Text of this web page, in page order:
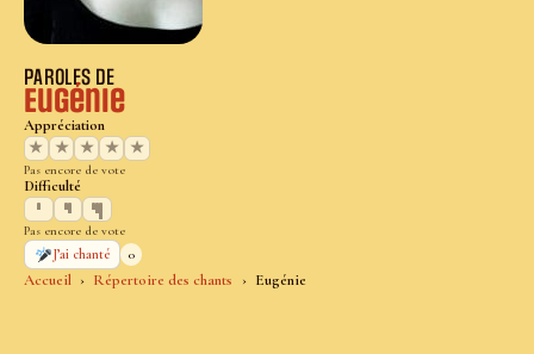
Accueil Répertoire des chants Eugénie
PAROLES DE
Eugénie
Appréciation
★
★ ★ ★ ★
Pas encore de vote
Difficulté
Pas encore de vote
J’ai chanté
0